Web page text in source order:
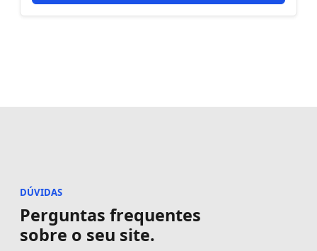
DÚVIDAS
Perguntas frequentes
sobre o seu site.